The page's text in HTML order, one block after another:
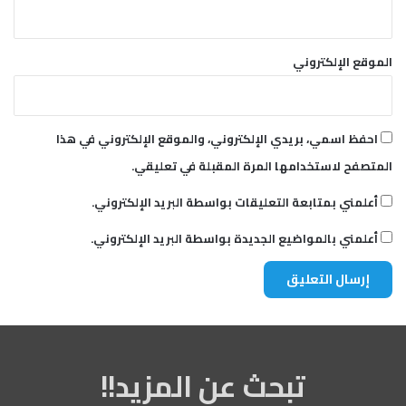
الموقع الإلكتروني
احفظ اسمي، بريدي الإلكتروني، والموقع الإلكتروني في هذا
المتصفح لاستخدامها المرة المقبلة في تعليقي.
أعلمني بمتابعة التعليقات بواسطة البريد الإلكتروني.
أعلمني بالمواضيع الجديدة بواسطة البريد الإلكتروني.
تبحث عن المزيد!!